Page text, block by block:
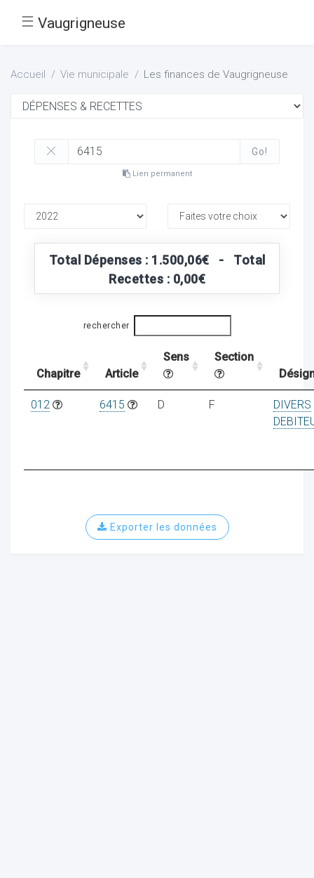
☰ Vaugrigneuse
Accueil Vie municipale Les finances de Vaugrigneuse
Go!
Lien permanent
Total Dépenses : 1.500,06€ - Total
Recettes : 0,00€
rechercher
Chapitre Article
Sens
Section
012 6415 D F
DIVERS
Exporter les données